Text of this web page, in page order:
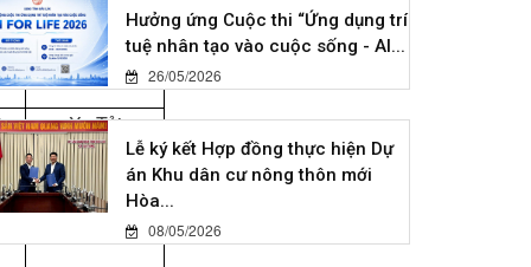
Xe Tải
Xe Tải
Xe Tải
Xe Tải
Hưởng ứng Cuộc thi “Ứng dụng trí
tuệ nhân tạo vào cuộc sống - AI...
26/05/2026
Lễ ký kết Hợp đồng thực hiện Dự
án Khu dân cư nông thôn mới
Hòa...
08/05/2026